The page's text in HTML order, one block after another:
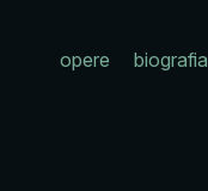
opere biografia